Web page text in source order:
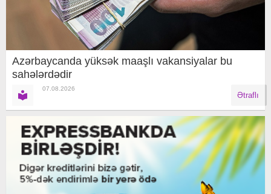
Azərbaycanda yüksək maaşlı vakansiyalar bu
sahələrdədir
07.08.2026
Ətraflı